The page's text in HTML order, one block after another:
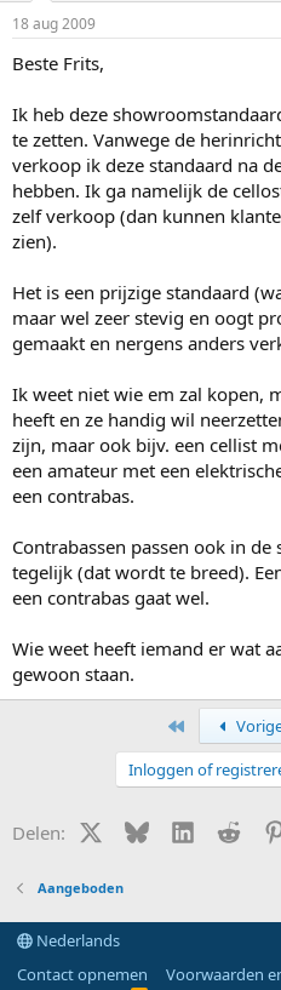
18 aug 2009
Beste Frits,
Ik heb deze
te zetten. Vanwege de
verkoop ik deze standaard na
hebben. Ik ga namelijk de
zelf verkoop (dan kunnen
zien).
Het is een prijzige standaard
maar wel zeer stevig en oogt
gemaakt en nergens anders
Ik weet niet wie em zal kopen,
heeft en ze handig wil
zijn, maar ook bijv. een cellist
een amateur met een
een contrabas.
Contrabassen passen ook in
tegelijk (dat wordt te breed).
een contrabas gaat wel.
Wie weet heeft iemand er wat
gewoon staan.
Eerste
Inloggen of
Delen: X (Twitter)
BlueskyLinkedIn
Aangeboden
Nederlands
Contact opnemen
Voorwaarden